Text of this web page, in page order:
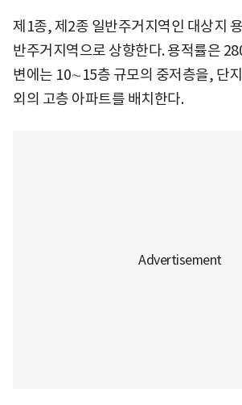
제1종, 제2종 일반주거지역인 대상지
반주거지역으로 상향한다. 용적률은
변에는 10∼15층 규모의 중저층을, 단
외의 고층 아파트를 배치한다.